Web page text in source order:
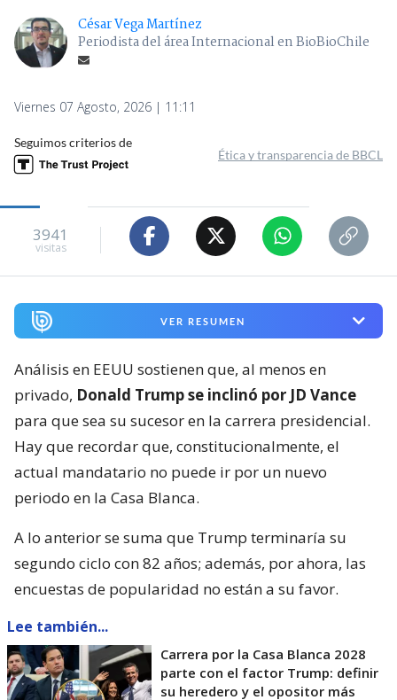
César Vega Martínez
Periodista del área Internacional en BioBioChile
Viernes 07 Agosto, 2026 | 11:11
Seguimos criterios de
Ética y transparencia de BBCL
3941
visitas
VER RESUMEN
Análisis en EEUU sostienen que, al menos en
privado, Donald Trump se inclinó por JD Vance
para que sea su sucesor en la carrera presidencial.
Hay que recordar que, constitucionalmente, el
actual mandatario no puede ir por un nuevo
periodo en la Casa Blanca.
A lo anterior se suma que Trump terminaría su
segundo ciclo con 82 años; además, por ahora, las
encuestas de popularidad no están a su favor.
Lee también...
Carrera por la Casa Blanca 2028
parte con el factor Trump: definir
su heredero y el opositor más